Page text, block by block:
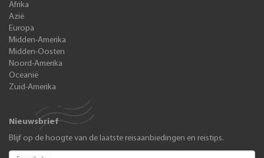
Afrika
Azië
Europa
Midden-Amerika
Midden-Oosten
Noord-Amerika
Oceanië
Zuid-Amerika
Nieuwsbrief
Blijf op de hoogte van de laatste reisaanbiedingen en reistips.